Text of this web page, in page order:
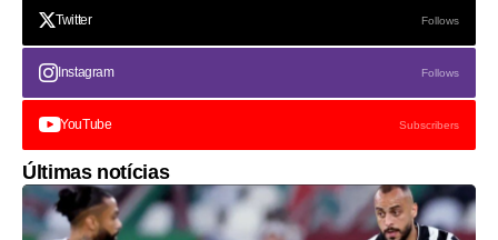
Twitter Follows
Instagram Follows
YouTube Subscribers
Últimas notícias